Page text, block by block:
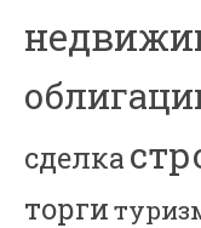
сделка
торги